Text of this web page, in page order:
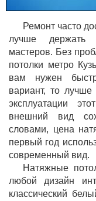
Ремонт часто
лучше держать
мастеров. Без
потолки метро
вам нужен
вариант, то
эксплуатации
внешний вид
словами, цена
первый год
современный вид.
Натяжные
любой дизайн
классический